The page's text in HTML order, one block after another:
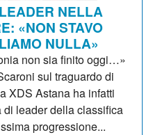
NELLA
«NON STAVO
NULLA»
non sia finito oggi…»
sul traguardo di
XDS Astana ha infatti
leader della classifica
progressione...